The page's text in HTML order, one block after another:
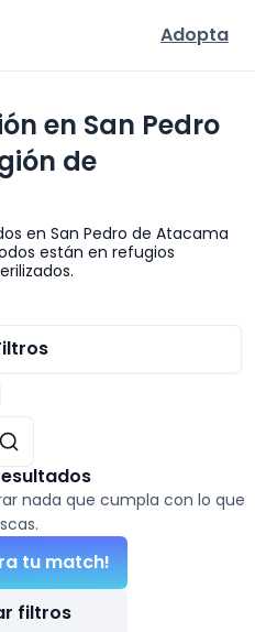
Adopta
en San Pedro
de
en San Pedro de Atacama
están en refugios
nada que cumpla con lo que
tu match!
filtros